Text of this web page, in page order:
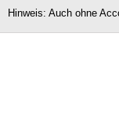
Hinweis: Auch ohne